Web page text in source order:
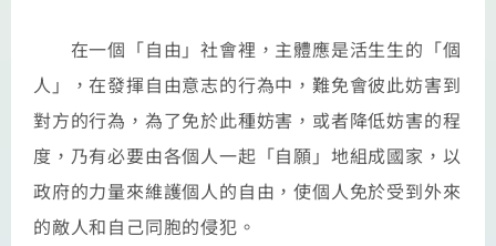
在一個「自由」社會裡，主體應是活生生的「個
人」，在發揮自由意志的行為中，難免會彼此妨害到
對方的行為，為了免於此種妨害，或者降低妨害的程
度，乃有必要由各個人一起「自願」地組成國家，以
政府的力量來維護個人的自由，使個人免於受到外來
的敵人和自己同胞的侵犯。